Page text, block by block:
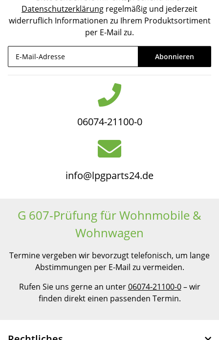
Datenschutzerklärung regelmäßig und jederzeit
widerruflich Informationen zu Ihrem Produktsortiment
per E-Mail zu.
Abonnieren
06074-21100-0
info@lpgparts24.de
G 607-Prüfung für Wohnmobile &
Wohnwagen
Termine vergeben wir bevorzugt telefonisch, um lange
Abstimmungen per E-Mail zu vermeiden.
Rufen Sie uns gerne an unter06074-21100-0– wir
finden direkt einen passenden Termin.